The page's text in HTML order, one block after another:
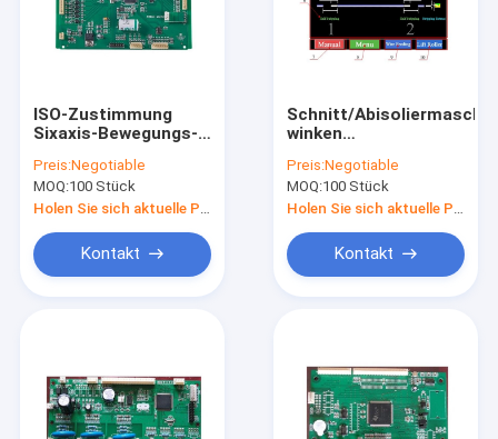
ISO-Zustimmung
Sixaxis-Bewegungs-
Schrittmotor-Prüfer
Preis:Negotiable
MOQ:100 Stück
Kontakt
Schnitt/
winken
schnelle Antwortzeit
zu
Preis:Negotiable
MOQ:100 Stück
Kontakt